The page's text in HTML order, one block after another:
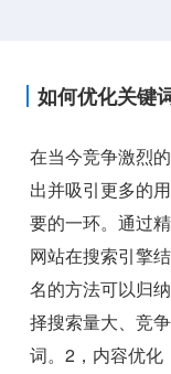
如何优化关键
在当今竞争激烈
出并吸引更多的
要的一环。通过
网站在搜索引擎
名的方法可以归
择搜索量大、竞
词。2，内容优化